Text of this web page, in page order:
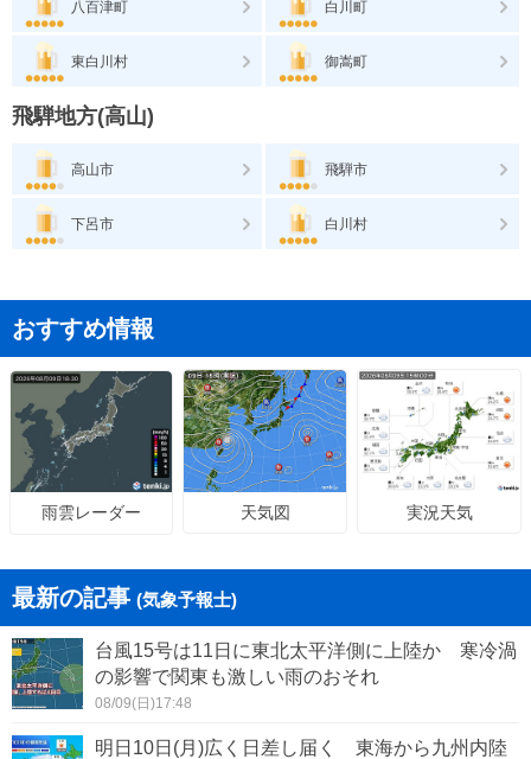
八百津町 白川町
東白川村 御嵩町
飛騨地方(高山)
高山市 飛騨市
下呂市 白川村
おすすめ情報
雨雲レーダー 天気図 実況天気
最新の記事 (気象予報士)
台風15号は11日に東北太平洋側に上陸か 寒冷渦
の影響で関東も激しい雨のおそれ
08/09(日)17:48
明日10日(月)広く日差し届く 東海から九州内陸